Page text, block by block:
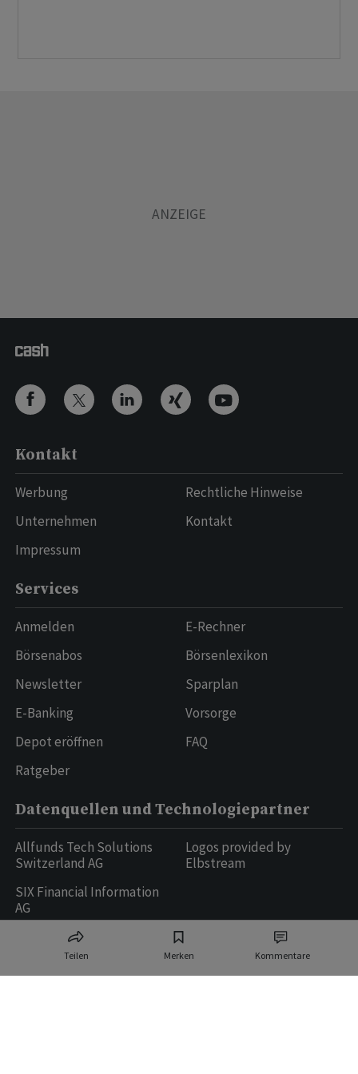
Teilen Merken Kommentare
Kontakt
Werbung
Unternehmen
Impressum
Rechtliche Hinweise
Kontakt
Services
Anmelden
Börsenabos
Newsletter
E-Banking
Depot eröffnen
Ratgeber
E-Rechner
Börsenlexikon
Sparplan
Vorsorge
FAQ
Datenquellen und Technologiepartner
Allfunds Tech Solutions
Switzerland AG
SIX Financial Information
AG
Logos provided by
Elbstream